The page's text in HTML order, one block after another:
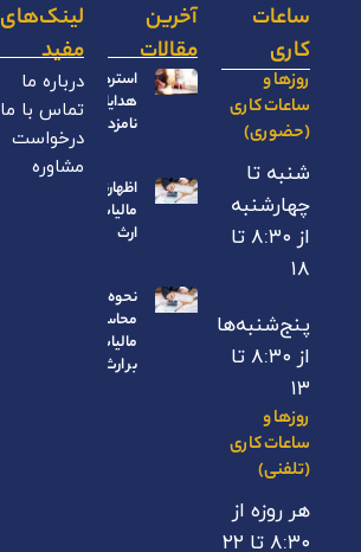
ساعات
کاری
روزها و
ساعات کاری
(حضوری)
شنبه تا
چهارشنبه
از ۸:۳۰ تا
۱۸
پنج‌شنبه‌ها
از ۸:۳۰ تا
۱۳
روزها و
ساعات کاری
(تلفنی)
هر روزه از
۸:۳۰ تا ۲۲
آخرین
مقالات
استرداد
هدایای
نامزدی
اظهارنامه
مالیات بر
ارث
نحوه
محاسبه
مالیات
بر ارث
لینک‌های
مفید
درباره ما
تماس با ما
درخواست
مشاوره